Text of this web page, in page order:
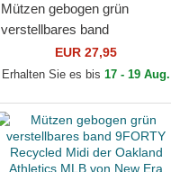
Mützen gebogen grün
verstellbares band
9TWENTY Core Classic der
Oakland Athletics MLB von
EUR 27,95
Erhalten Sie es bis17 - 19 Aug.